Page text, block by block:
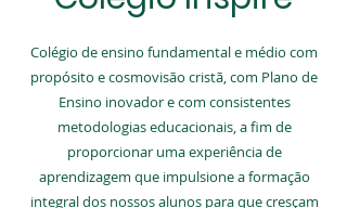
Colégio de ensino fundamental e médio com
propósito e cosmovisão cristã, com Plano de
Ensino inovador e com consistentes
metodologias educacionais, a fim de
proporcionar uma experiência de
aprendizagem que impulsione a formação
integral dos nossos alunos para que cresçam